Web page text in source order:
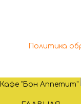
Политика
Кафе "Бон Аппетит"